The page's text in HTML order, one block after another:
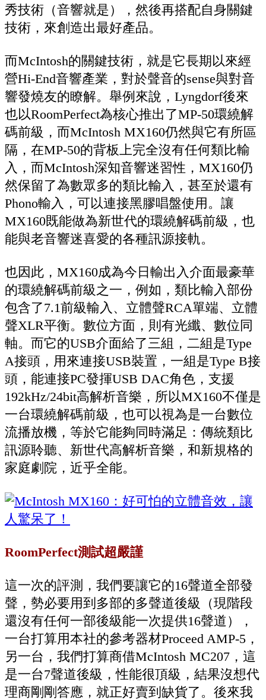
秀技術（音響就是），然後再搭配自身關鍵
技術，來創造出最好產品。
而McIntosh的關鍵技術，就是它長期以來經
營Hi-End音響產業，對於聲音的sense與對音
響發燒友的瞭解。舉例來說，Lyngdorf後來
也以RoomPerfect為核心推出了MP-50環繞解
碼前級，而McIntosh MX160仍然與它有所區
隔，在MP-50的背板上完全沒有任何類比輸
入，而McIntosh深知音響迷習性，MX160仍
然保留了為數眾多的類比輸入，甚至於還有
Phono輸入，可以連接黑膠唱盤使用。讓
MX160既能做為新世代的環繞解碼前級，也
能與老音響迷喜愛的各種訊源接軌。
也因此，MX160成為今日輸出入介面最豪華
的環繞解碼前級之一，例如，類比輸入部份
包含了7.1前級輸入、立體聲RCA單端、立體
聲XLR平衡。數位方面，則有光纖、數位同
軸。而它的USB介面給了三組，二組是Type
A接頭，用來連接USB裝置，一組是Type B接
頭，能連接PC發揮USB DAC角色，支援
192kHz/24bit高解析音樂，所以MX160不僅是
一台環繞解碼前級，也可以視為是一台數位
流播放機，等於它能夠同時滿足：傳統類比
訊源聆聽、新世代高解析音樂，和新規格的
家庭劇院，近乎全能。
RoomPerfect測試超嚴謹
這一次的評測，我們要讓它的16聲道全部發
聲，勢必要用到多部的多聲道後級（現階段
還沒有任何一部後級能一次提供16聲道），
一台打算用本社的參考器材Proceed AMP-5，
另一台，我們打算商借McIntosh MC207，這
是一台7聲道後級，性能很頂級，結果沒想代
理商剛剛答應，就正好賣到缺貨了。後來我